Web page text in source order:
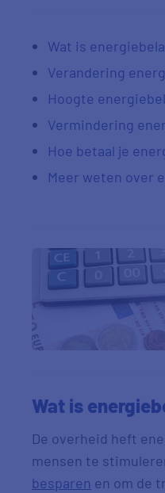
Wat is
Verandering
Hoogte
Vermindering
Hoe betaal je
Meer weten over
Wat is
De overheid heft
mensen te
besparen en om de